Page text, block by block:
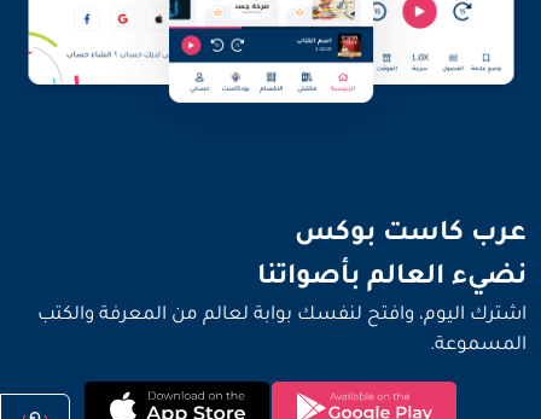
عرب كاست بوكس
نضيء العالم بأصواتنا
اشترك اليوم، وافتح لنفسك بوابة لعالم من المعرفة والكتب
المسموعة.